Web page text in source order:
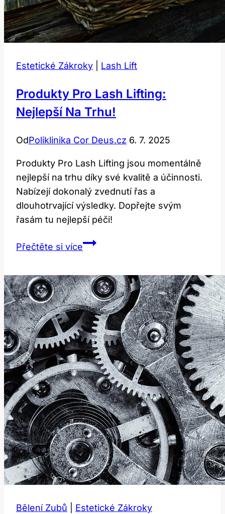
Estetické Zákroky Lash Lift
Produkty Pro Lash Lifting:
Nejlepší Na Trhu!
OdPoliklinika Cor Deus.cz 6. 7. 2025
Produkty Pro Lash Lifting jsou momentálně
nejlepší na trhu díky své kvalitě a účinnosti.
Nabízejí dokonalý zvednutí řas a
dlouhotrvající výsledky. Dopřejte svým
řasám tu nejlepší péči!
Přečtěte si víceProdukty
Lifting:
Nejlepší
na
Trhu!
Bělení Zubů Estetické Zákroky